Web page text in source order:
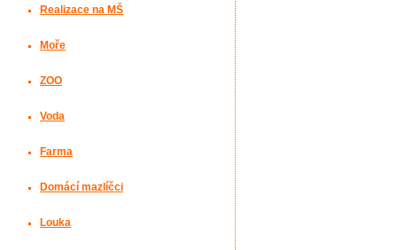
Realizace na MŠ
Moře
ZOO
Voda
Farma
Domácí mazlíčci
Louka